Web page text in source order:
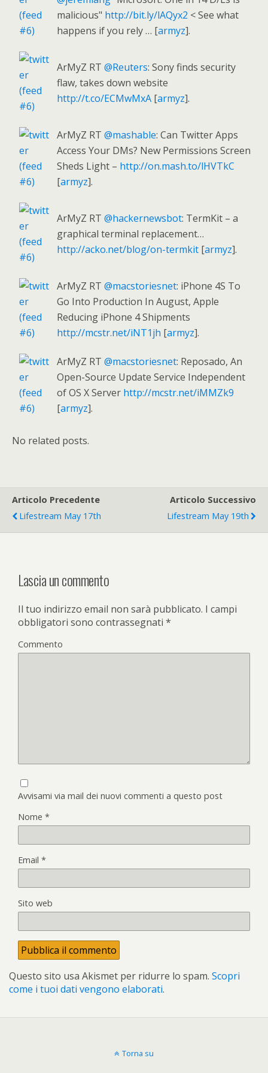
malicious" http://bit.ly/lAQyx2 < See what
happens if you rely … [armyz].
ArMyZ RT @Reuters: Sony finds security
flaw, takes down website
http://t.co/ECMwMxA [armyz].
ArMyZ RT @mashable: Can Twitter Apps
Access Your DMs? New Permissions Screen
Sheds Light – http://on.mash.to/lHVTkC
[armyz].
ArMyZ RT @hackernewsbot: TermKit – a
graphical terminal replacement…
http://acko.net/blog/on-termkit [armyz].
ArMyZ RT @macstoriesnet: iPhone 4S To
Go Into Production In August, Apple
Reducing iPhone 4 Shipments
http://mcstr.net/iNT1jh [armyz].
ArMyZ RT @macstoriesnet: Reposado, An
Open-Source Update Service Independent
of OS X Server http://mcstr.net/iMMZk9
[armyz].
No related posts.
Articolo Precedente
Lifestream May 17th
Articolo Successivo
Lifestream May 19th
Lascia un commento
Il tuo indirizzo email non sarà pubblicato. I campi
obbligatori sono contrassegnati *
Commento
Avvisami via mail dei nuovi commenti a questo post
Nome *
Email *
Sito web
Questo sito usa Akismet per ridurre lo spam. Scopri
come i tuoi dati vengono elaborati.
Torna su